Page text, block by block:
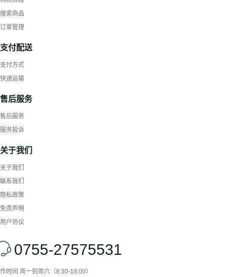
搜索商品
订单管理
支付配送
支付方式
快递运输
售后服务
售后服务
服务投诉
关于我们
关于我们
联系我们
隐私政策
免责声明
用户协议
0755-27575531
时间 周一到周六（8:30-18:00）